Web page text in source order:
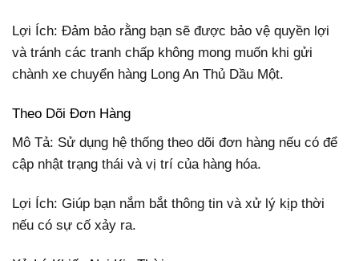
Lợi Ích: Đảm bảo rằng bạn sẽ được bảo vệ quyền lợi
và tránh các tranh chấp không mong muốn khi gửi
chành xe chuyển hàng Long An Thủ Dầu Một.
Theo Dõi Đơn Hàng
Mô Tả: Sử dụng hệ thống theo dõi đơn hàng nếu có để
cập nhật trạng thái và vị trí của hàng hóa.
Lợi Ích: Giúp bạn nắm bắt thông tin và xử lý kịp thời
nếu có sự cố xảy ra.